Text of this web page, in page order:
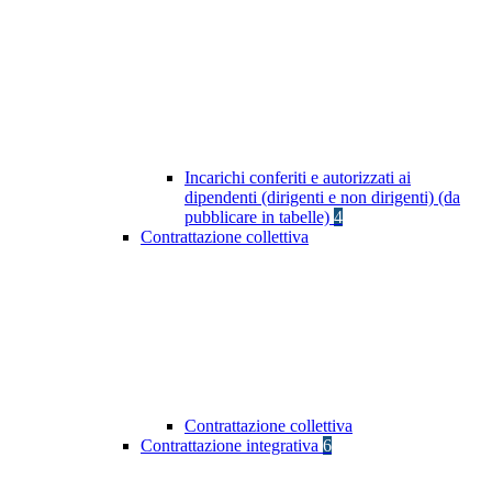
Incarichi conferiti e autorizzati ai
dipendenti (dirigenti e non dirigenti) (da
pubblicare in tabelle) 4
Contrattazione collettiva
Contrattazione collettiva
Contrattazione integrativa 6